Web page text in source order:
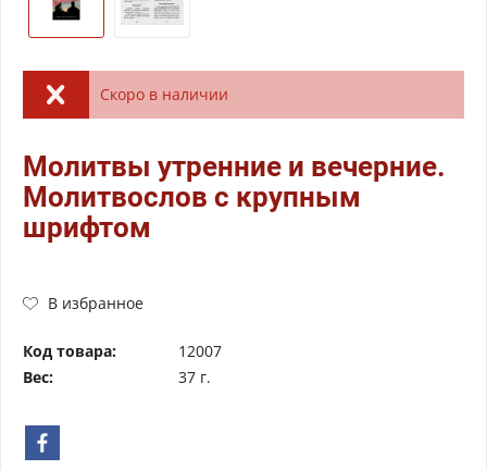
Скоро в наличии
Молитвы утренние и вечерние.
Молитвослов с крупным
шрифтом
В избранное
Код товара:
12007
Вес:
37 г.